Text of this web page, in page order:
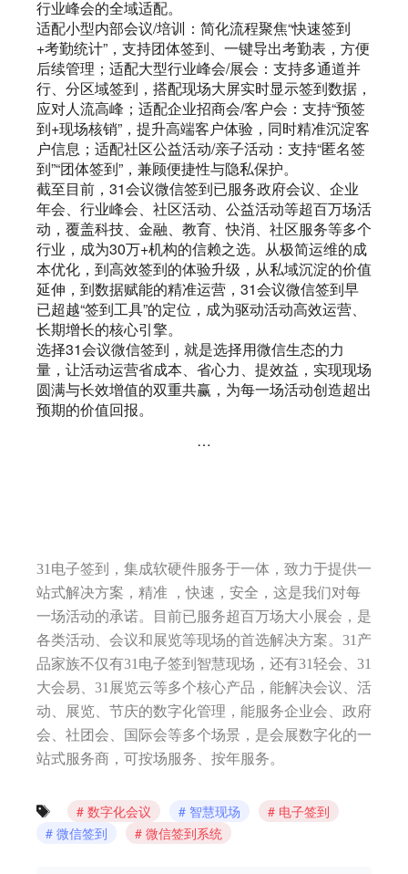
行业峰会的全域适配。
适配小型内部会议/培训：简化流程聚焦“快速签到
+考勤统计”，支持团体签到、一键导出考勤表，方便
后续管理；适配大型行业峰会/展会：支持多通道并
行、分区域签到，搭配现场大屏实时显示签到数据，
应对人流高峰；适配企业招商会/客户会：支持“预签
到+现场核销”，提升高端客户体验，同时精准沉淀客
户信息；适配社区公益活动/亲子活动：支持“匿名签
到”“团体签到”，兼顾便捷性与隐私保护。
截至目前，31会议微信签到已服务政府会议、企业
年会、行业峰会、社区活动、公益活动等超百万场活
动，覆盖科技、金融、教育、快消、社区服务等多个
行业，成为30万+机构的信赖之选。从极简运维的成
本优化，到高效签到的体验升级，从私域沉淀的价值
延伸，到数据赋能的精准运营，31会议微信签到早
已超越“签到工具”的定位，成为驱动活动高效运营、
长期增长的核心引擎。
选择31会议微信签到，就是选择用微信生态的力
量，让活动运营省成本、省心力、提效益，实现现场
圆满与长效增值的双重共赢，为每一场活动创造超出
预期的价值回报。
…
31电子签到，集成软硬件服务于一体，致力于提供一
站式解决方案，精准 ，快速，安全，这是我们对每
一场活动的承诺。目前已服务超百万场大小展会，是
各类活动、会议和展览等现场的首选解决方案。31产
品家族不仅有31电子签到智慧现场，还有31轻会、31
大会易、31展览云等多个核心产品，能解决会议、活
动、展览、节庆的数字化管理，能服务企业会、政府
会、社团会、国际会等多个场景，是会展数字化的一
站式服务商，可按场服务、按年服务。
数字化会议 智慧现场
电子签到
微信签到
微信签到系统